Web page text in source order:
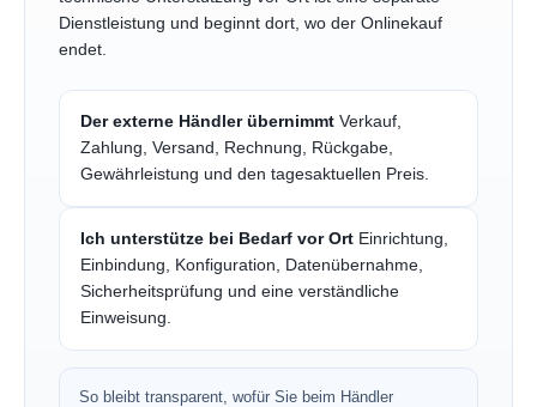
Dienstleistung und beginnt dort, wo der Onlinekauf
endet.
Der externe Händler übernimmt Verkauf,
Zahlung, Versand, Rechnung, Rückgabe,
Gewährleistung und den tagesaktuellen Preis.
Ich unterstütze bei Bedarf vor Ort Einrichtung,
Einbindung, Konfiguration, Datenübernahme,
Sicherheitsprüfung und eine verständliche
Einweisung.
So bleibt transparent, wofür Sie beim Händler